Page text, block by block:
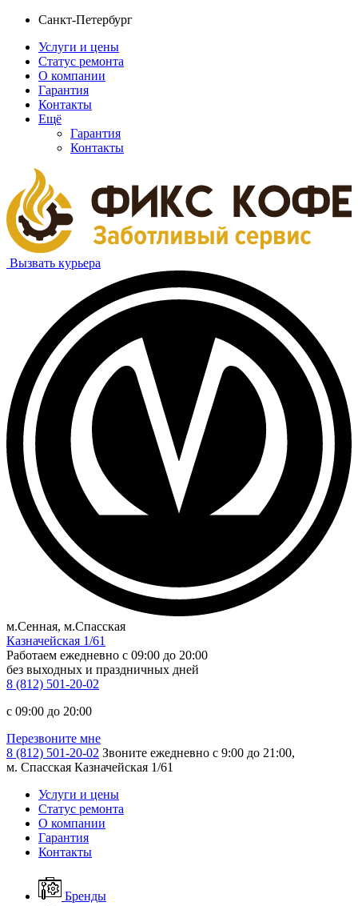
Санкт-Петербург
Услуги и цены
Статус ремонта
О компании
Гарантия
Контакты
Ещё
Гарантия
Контакты
Вызвать курьера
м.Сенная, м.Спасская
Казначейская 1/61
Работаем ежедневно c 09:00 до 20:00
без выходных и праздничных дней
8 (812) 501-20-02
c 09:00 до 20:00
Перезвоните мне
8 (812) 501-20-02 Звоните ежедневно с 9:00 до 21:00,
м. Спасская Казначейская 1/61
Услуги и цены
Статус ремонта
О компании
Гарантия
Контакты
Бренды